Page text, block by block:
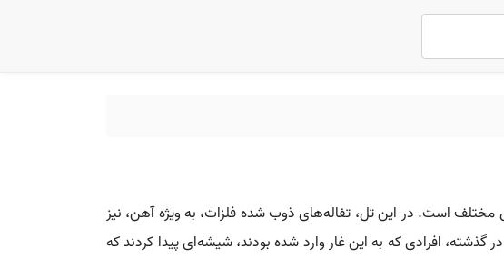
مختلف است. در این تل، تفاله‌های ذوب شده فلزات، به ویژه آهن، نیز
افرادی که به این غار وارد شده بودند، شیشه‌ای پیدا کردند که